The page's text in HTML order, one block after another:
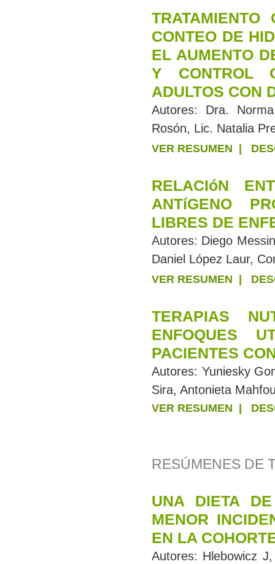
CONTEO DE
EL AUMENTO
Y CONTROL
ADULTOS CON
Autores: Dra.
Rosón, Lic. Natalia
VER RESUMEN
RELACIóN
ANTíGENO
LIBRES DE
Autores: Diego
Daniel López Laur,
VER RESUMEN
TERAPIAS
ENFOQUES
PACIENTES
Autores: Yuniesky
Sira, Antonieta
VER RESUMEN
RESÚMENES DE
UNA DIETA
MENOR
EN LA
Autores: Hlebowicz